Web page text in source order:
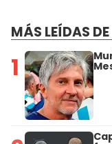
MÁS LEÍDAS DE
1